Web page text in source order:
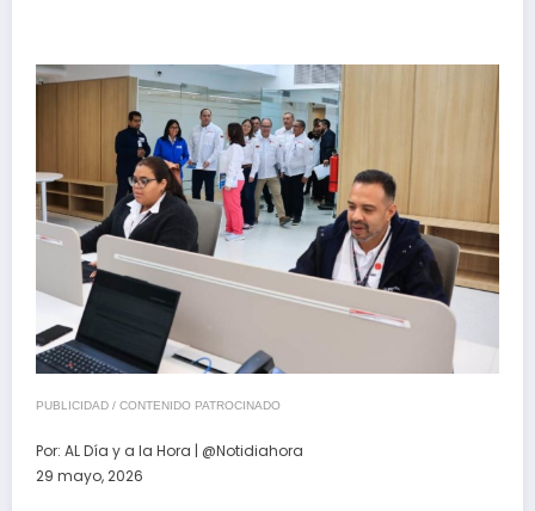
PUBLICIDAD / CONTENIDO PATROCINADO
Por: AL Día y a la Hora | @Notidiahora
29 mayo, 2026